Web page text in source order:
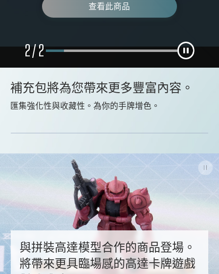
查看此商品
查看此商品
查看此商品
查看此商品
2/2
補充包將為您帶來更多豐富內容。
匯集強化性與收藏性。為你的手牌增色。
與拼裝高達模型合作的商品登場。
將帶來更具臨場感的高達卡牌遊戲